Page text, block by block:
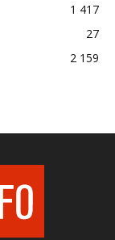
1 417
27
2 159